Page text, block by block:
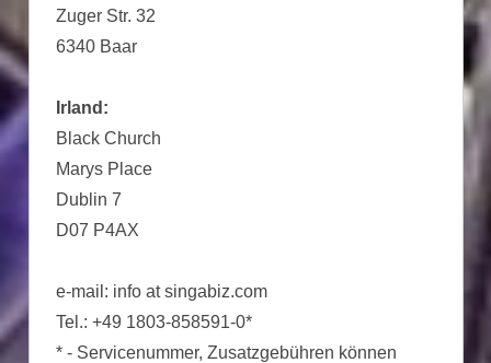
Zuger Str. 32
6340 Baar
Irland:
Black Church
Marys Place
Dublin 7
D07 P4AX
e-mail: info at singabiz.com
Tel.: +49 1803-858591-0*
* - Servicenummer, Zusatzgebühren können